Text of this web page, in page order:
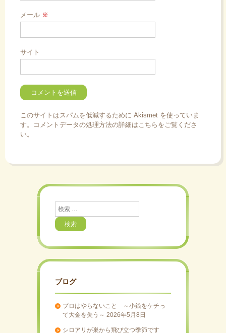
メール ※
サイト
このサイトはスパムを低減するために Akismet を使っていま
す。
コメントデータの処理方法の詳細はこちらをご覧くださ
い。
検
索
ブログ
プロはやらないこと ～小銭をケチっ
て大金を失う～ 2026年5月8日
シロアリが巣から飛び立つ季節です